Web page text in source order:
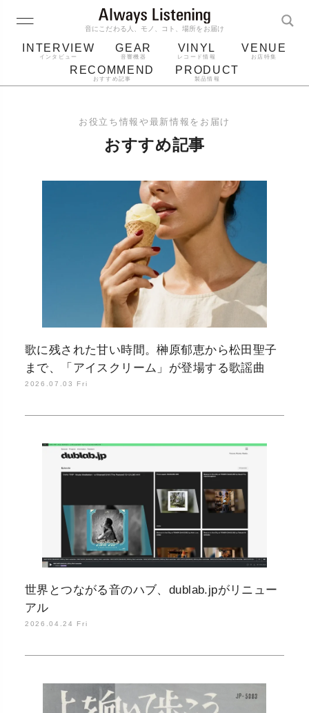
音にこだわる人、モノ、コト、場所をお届け
INTERVIEW
インタビュー
GEAR
音響機器
VINYL
レコード情報
VENUE
お店特集
RECOMMEND
おすすめ記事
PRODUCT
製品情報
ジャケット bluetooth アルバム
レコード針
お役立ち情報や最新情報をお届け
おすすめ記事
歌に残された甘い時間。榊原郁恵から松田聖子
まで、「アイスクリーム」が登場する歌謡曲
2026.07.03 Fri
世界とつながる音のハブ、dublab.jpがリニュー
アル
2026.04.24 Fri